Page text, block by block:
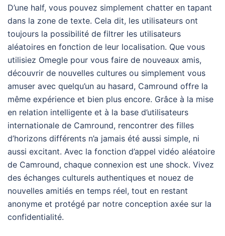
D’une half, vous pouvez simplement chatter en tapant
dans la zone de texte. Cela dit, les utilisateurs ont
toujours la possibilité de filtrer les utilisateurs
aléatoires en fonction de leur localisation. Que vous
utilisiez Omegle pour vous faire de nouveaux amis,
découvrir de nouvelles cultures ou simplement vous
amuser avec quelqu’un au hasard, Camround offre la
même expérience et bien plus encore. Grâce à la mise
en relation intelligente et à la base d’utilisateurs
internationale de Camround, rencontrer des filles
d’horizons différents n’a jamais été aussi simple, ni
aussi excitant. Avec la fonction d’appel vidéo aléatoire
de Camround, chaque connexion est une shock. Vivez
des échanges culturels authentiques et nouez de
nouvelles amitiés en temps réel, tout en restant
anonyme et protégé par notre conception axée sur la
confidentialité.